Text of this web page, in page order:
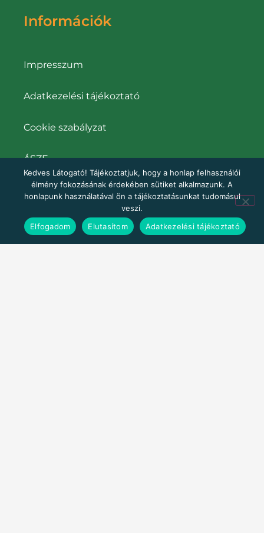
Információk
Impresszum
Adatkezelési tájékoztató
Cookie szabályzat
ÁSZF
Rendelés és szállítás
Kedves Látogató! Tájékoztatjuk, hogy a honlap felhasználói
élmény fokozásának érdekében sütiket alkalmazunk. A
honlapunk használatával ön a tájékoztatásunkat tudomásul
veszi.
Elfogadom
Elutasítom Adatkezelési tájékoztató